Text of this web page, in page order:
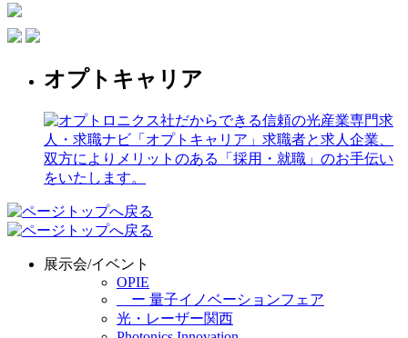
オプトキャリア
展示会/イベント
OPIE
ー 量子イノベーションフェア
光・レーザー関西